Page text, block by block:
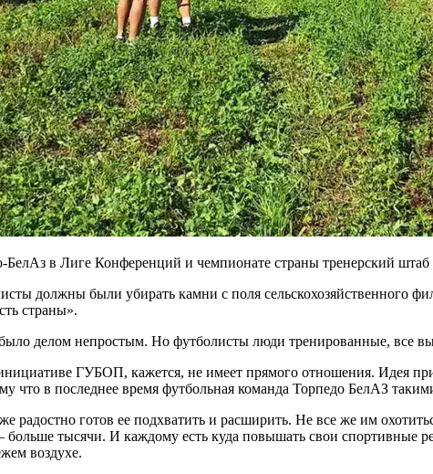
БелАз в Лиге Конференций и чемпионате страны тренерский
должны были убирать камни с поля сельскохозяйственного
страны».
делом непростым. Но футболисты люди тренированные, все
ГУБОП, кажется, не имеет прямого отношения. Идея
что в последнее время футбольная команда Торпедо БелАЗ
готов ее подхватить и расширить. Не все же им
больше тысячи. И каждому есть куда повышать свои
воздухе.